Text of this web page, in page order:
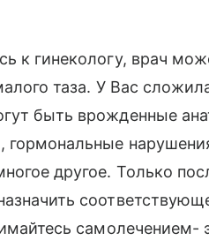
к гинекологу, врач
таза. У Вас
быть врожденные
гормональные
другое. Только
самолечением-